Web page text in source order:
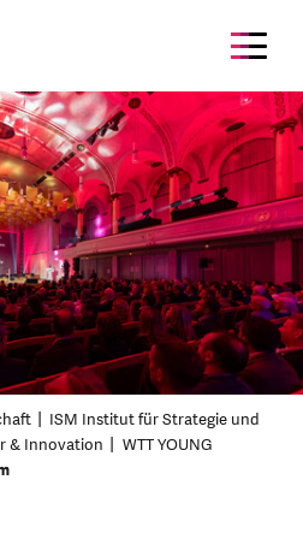
ISM Institut für Strategie und
& Innovation
WTT YOUNG